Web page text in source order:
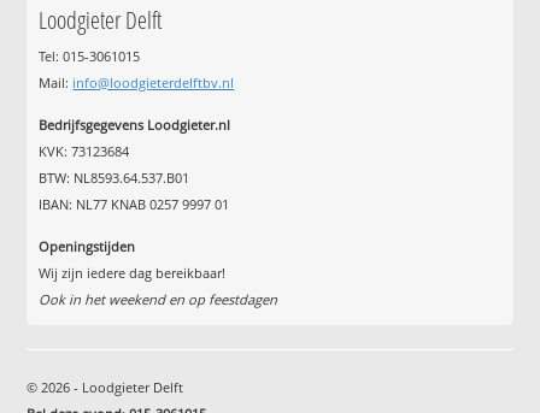
Loodgieter Delft
Tel: 015-3061015
Mail: info@loodgieterdelftbv.nl
Bedrijfsgegevens Loodgieter.nl
KVK: 73123684
BTW: NL8593.64.537.B01
IBAN: NL77 KNAB 0257 9997 01
Openingstijden
Wij zijn iedere dag bereikbaar!
Ook in het weekend en op feestdagen
© 2026 - Loodgieter Delft